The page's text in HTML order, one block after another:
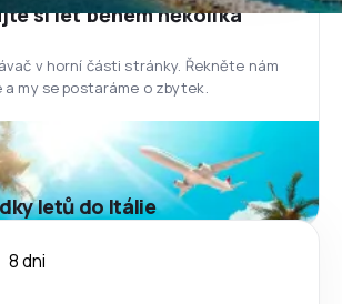
si let během několika
v horní části stránky. Řekněte nám
my se postaráme o zbytek.
letů do Itálie
8 dni